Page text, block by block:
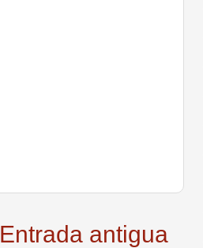
Entrada antigua